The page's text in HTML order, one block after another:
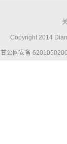
Copyright 2014
甘公网安备